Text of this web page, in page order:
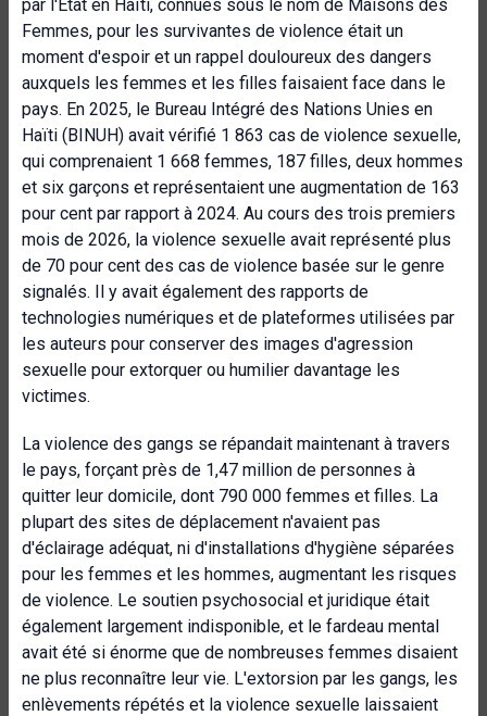
par l'État en Haïti, connues sous le nom de Maisons des
Femmes, pour les survivantes de violence était un
moment d'espoir et un rappel douloureux des dangers
auxquels les femmes et les filles faisaient face dans le
pays. En 2025, le Bureau Intégré des Nations Unies en
Haïti (BINUH) avait vérifié 1 863 cas de violence sexuelle,
qui comprenaient 1 668 femmes, 187 filles, deux hommes
et six garçons et représentaient une augmentation de 163
pour cent par rapport à 2024. Au cours des trois premiers
mois de 2026, la violence sexuelle avait représenté plus
de 70 pour cent des cas de violence basée sur le genre
signalés. Il y avait également des rapports de
technologies numériques et de plateformes utilisées par
les auteurs pour conserver des images d'agression
sexuelle pour extorquer ou humilier davantage les
victimes.
La violence des gangs se répandait maintenant à travers
le pays, forçant près de 1,47 million de personnes à
quitter leur domicile, dont 790 000 femmes et filles. La
plupart des sites de déplacement n'avaient pas
d'éclairage adéquat, ni d'installations d'hygiène séparées
pour les femmes et les hommes, augmentant les risques
de violence. Le soutien psychosocial et juridique était
également largement indisponible, et le fardeau mental
avait été si énorme que de nombreuses femmes disaient
ne plus reconnaître leur vie. L'extorsion par les gangs, les
enlèvements répétés et la violence sexuelle laissaient